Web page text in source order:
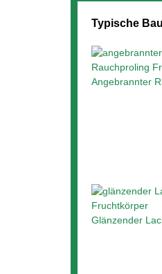
Typische
Angebrannter
Glänzender